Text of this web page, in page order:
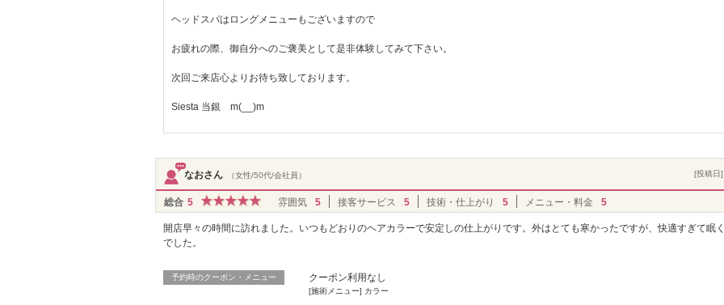
ヘッドスパはロングメニューもございますので
お疲れの際、御自分へのご褒美として是非体験してみて下さい。
次回ご来店心よりお待ち致しております。
Siesta 当銀 m(__)m
なおさん （女性/50代/会社員） [投稿日
総合 5 雰囲気 5 接客サービス 5 技術・仕上がり 5 メニュー・料金 5
開店早々の時間に訪れました。いつもどおりのヘアカラーで安定しの仕上がりです。外はとても寒かったですが、快適すぎて眠
でした。
予約時のクーポン・メニュー クーポン利用なし
[施術メニュー] カラー